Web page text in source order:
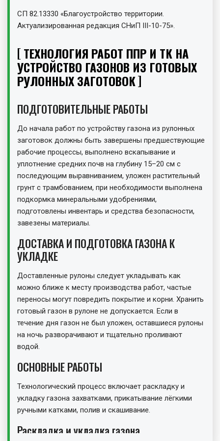
СП 82.13330 «Благоустройство территории.
Актуализированная редакция СНиП III-10-75».
ТЕХНОЛОГИЯ РАБОТ ППР И ТК НА
УСТРОЙСТВО ГАЗОНОВ ИЗ ГОТОВЫХ
РУЛОННЫХ ЗАГОТОВОК
ПОДГОТОВИТЕЛЬНЫЕ РАБОТЫ
До начала работ по устройству газона из рулонных
заготовок должны быть завершены предшествующие
рабочие процессы, выполнено вскапывание и
уплотнение средних почв на глубину 15–20 см с
последующим выравниванием, уложен растительный
грунт с трамбованием, при необходимости выполнена
подкормка минеральными удобрениями,
подготовлены инвентарь и средства безопасности,
завезены материалы.
ДОСТАВКА И ПОДГОТОВКА ГАЗОНА К
УКЛАДКЕ
Доставленные рулоны следует укладывать как
можно ближе к месту производства работ, частые
переносы могут повредить покрытие и корни. Хранить
готовый газон в рулоне не допускается. Если в
течение дня газон не был уложен, оставшиеся рулоны
на ночь разворачивают и тщательно проливают
водой.
ОСНОВНЫЕ РАБОТЫ
Технологический процесс включает раскладку и
укладку газона захватками, прикатывание лёгкими
ручными катками, полив и скашивание.
Раскладка и укладка газона